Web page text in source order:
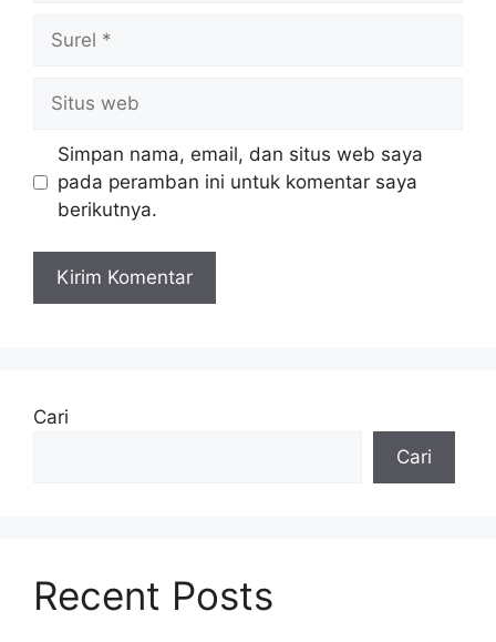
web
Simpan nama, email, dan situs web saya
pada peramban ini untuk komentar saya
berikutnya.
Cari
Cari
Recent Posts